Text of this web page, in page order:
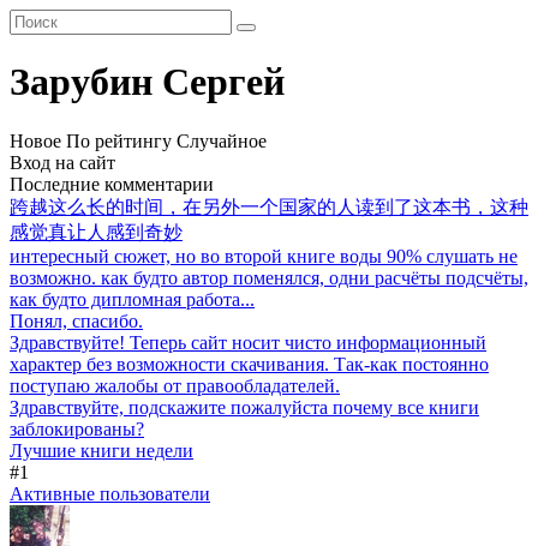
Зарубин Сергей
Новое По рейтингу Случайное
Вход на сайт
Последние комментарии
跨越这么长的时间，在另外一个国家的人读到了这本书，这种
感觉真让人感到奇妙
интересный сюжет, но во второй книге воды 90% слушать не
возможно. как будто автор поменялся, одни расчёты подсчёты,
как будто дипломная работа...
Понял, спасибо.
Здравствуйте! Теперь сайт носит чисто информационный
характер без возможности скачивания. Так-как постоянно
поступаю жалобы от правообладателей.
Здравствуйте, подскажите пожалуйста почему все книги
заблокированы?
Лучшие книги недели
#1
Активные пользователи